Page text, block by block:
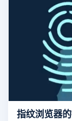
指纹浏览器